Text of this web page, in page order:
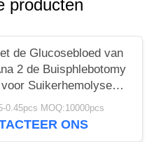
producten
de Glucosebloed van
2 de Buisphlebotomy
Suikerhemolyse
gecodeerd
0.45pcs MOQ:10000pcs
ONS